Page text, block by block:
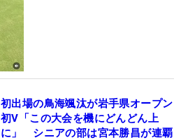
初出場の鳥海颯汰が岩手県オープン
初V「この大会を機にどんどん上
に」 シニアの部は宮本勝昌が連覇